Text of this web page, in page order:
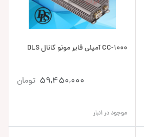
CC-1000 آمپلی فایر مونو کانال DLS
59,450,000 تومان
موجود در انبار